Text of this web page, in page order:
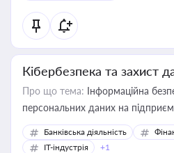
Кібербезпека та захист
Про що тема: Інформаційна
персональних даних на
Банківська діяльність
IT-індустрія
+1